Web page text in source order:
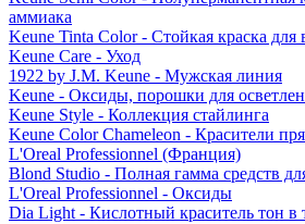
аммиака
Keune Tinta Color - Стойкая краска для
Keune Care - Уход
1922 by J.M. Keune - Мужская линия
Keune - Оксиды, порошки для
Keune Style - Коллекция стайлинга
Keune Color Chameleon - Красители
L'Oreal Professionnel (Франция)
Blond Studio - Полная гамма средств
L'Oreal Professionnel - Оксиды
Dia Light - Кислотный краситель тон в